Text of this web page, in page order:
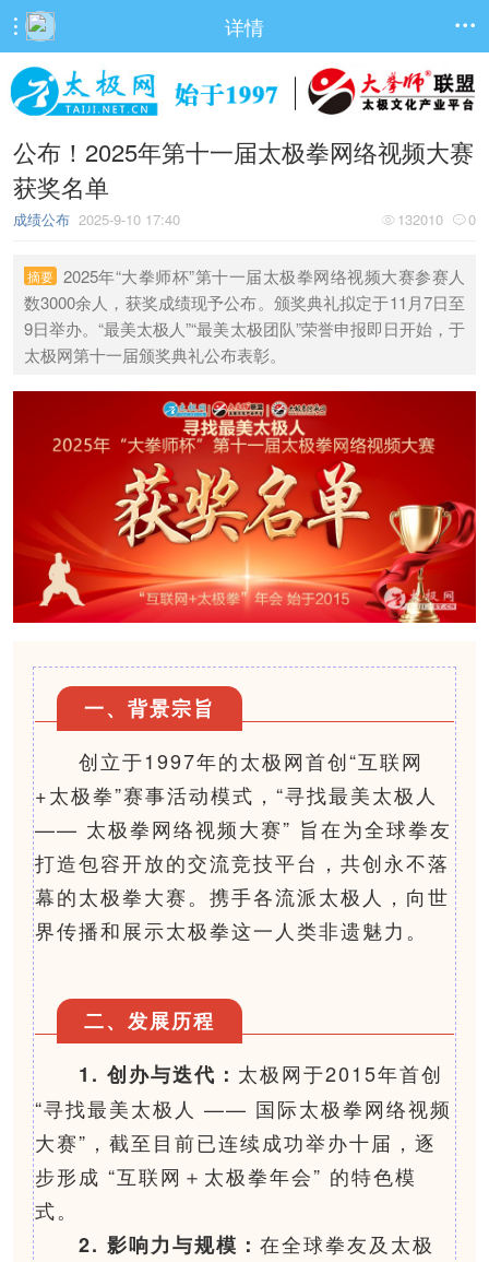
 详情 
公布！2025年第十一届太极拳网络视频大赛
获奖名单
 132010 0
成绩公布 2025-9-10 17:40
摘要 2025年“大拳师杯”第十一届太极拳网络视频大赛参赛人
数3000余人，获奖成绩现予公布。颁奖典礼拟定于11月7日至
9日举办。“最美太极人”“最美太极团队”荣誉申报即日开始，于
太极网第十一届颁奖典礼公布表彰。
一、背景宗旨
创立于1997年的太极网首创“互联网
+太极拳”赛事活动模式， “寻找最美太极人
—— 太极拳网络视频大赛” 旨在为全球拳友
打造包容开放的交流竞技平台， 共创永不落
幕的太极拳大赛。 携手各流派太极人，向世
界传播和展示太极拳这一人类非遗魅力。
二、发展历程
1. 创办与迭代： 太极网于2015年首创
“寻找最美太极人 —— 国际太极拳网络视频
大赛”，截至目前已连续成功举办十届，逐
步形成 “互联网＋太极拳年会” 的特色模
式。
2. 影响力与规模： 在全球拳友及太极